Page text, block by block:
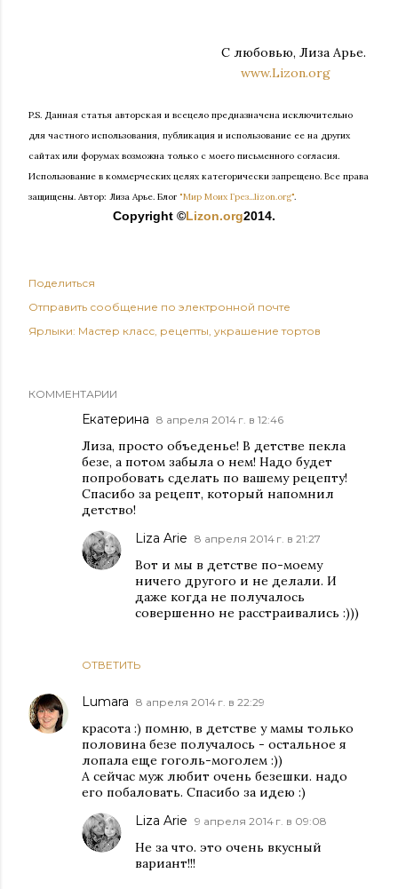
С любовью, Лиза Арье.
www.Lizon.org
P.S. Данная статья авторская и всецело предназначена исключительно
для частного использования, публикация и использование ее на других
сайтах или форумах возможна только с моего письменного согласия.
Использование в коммерческих целях категорически запрещено. Все права
защищены. Автор: Лиза Арье. Блог "Мир Моих Грез...lizon.org".
Copyright ©Lizon.org2014.
Поделиться
Отправить сообщение по электронной почте
Ярлыки: Мастер класс рецепты украшение тортов
КОММЕНТАРИИ
Екатерина 8 апреля 2014 г. в 12:46
Лиза, просто объеденье! В детстве пекла
безе, а потом забыла о нем! Надо будет
попробовать сделать по вашему рецепту!
Спасибо за рецепт, который напомнил
детство!
ОТВЕТИТЬ
Liza Arie 8 апреля 2014 г. в 21:27
Вот и мы в детстве по-моему
ничего другого и не делали. И
даже когда не получалось
совершенно не расстраивались :)))
Lumara 8 апреля 2014 г. в 22:29
красота :) помню, в детстве у мамы только
половина безе получалось - остальное я
лопала еще гоголь-моголем :))
А сейчас муж любит очень безешки. надо
его побаловать. Спасибо за идею :)
Liza Arie 9 апреля 2014 г. в 09:08
Не за что. это очень вкусный
вариант!!!